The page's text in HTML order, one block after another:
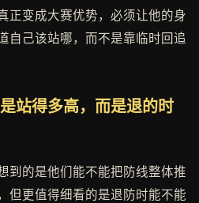
正变成大赛优势，必须让他的身
自己该站哪，而不是靠临时回追
站得多高，而是退的时
到的是他们能不能把防线整体推
但更值得细看的是退防时能不能